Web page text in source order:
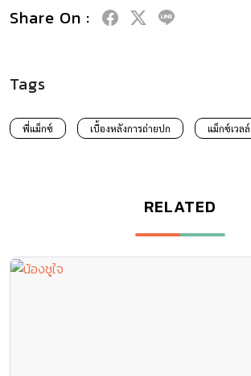
Share On :
Tags
พี่แม็กซ์ เบื้องหลังการถ่ายปก แม็กซ์เวลล์
RELATED